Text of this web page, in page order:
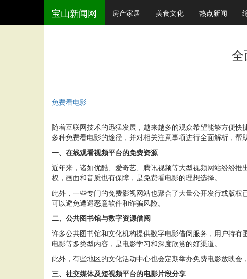
宝山新闻网 房产家居 美食文化 热点新闻
免费看电影
随着互联网技术的迅猛发展，越来越多的观众希望能够方便
多种免费看电影的途径，并对相关注意事项进行全面解析，帮
一、在线观看视频平台的免费资源
近年来，诸如优酷、爱奇艺、腾讯视频等大型视频网站纷纷
权，画面和音质也有保障，是免费看电影的理想选择。
此外，一些专门的免费影视网站也聚合了大量公开发行或版
可以避免遭遇恶意软件和诈骗风险。
二、公共图书馆与数字资源借阅
许多公共图书馆和文化机构提供数字电影借阅服务，用户持
电影等多类型内容，是电影学习和深度欣赏的好渠道。
此外，有些地区的文化活动中心也会定期举办免费电影放映会
三、社交媒体及短视频平台的电影片段分享